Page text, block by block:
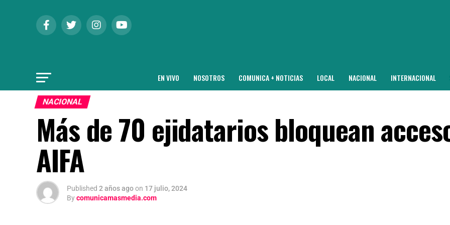
EN VIVO NOSOTROS COMUNICA + NOTICIAS LOCAL NACIONAL INTERNACIONAL
NACIONAL
Más de 70 ejidatarios bloquean
AIFA
Published 2 años agoon 17 julio, 2024
Bycomunicamasmedia.com